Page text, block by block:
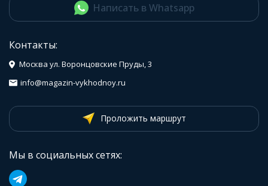
Написать в Whatsapp
Контакты:
Москва ул. Воронцовские Пруды, 3
info@magazin-vykhodnoy.ru
Проложить маршрут
Мы в социальных сетях: